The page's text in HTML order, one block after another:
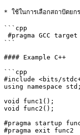
* ใช้ในการเลือกสถาปัตย
```cpp
```
#### Example C++
```cpp
#include <bits/
using namespace std;
void func1();
void func2();
#pragma startup
#pragma exit func2